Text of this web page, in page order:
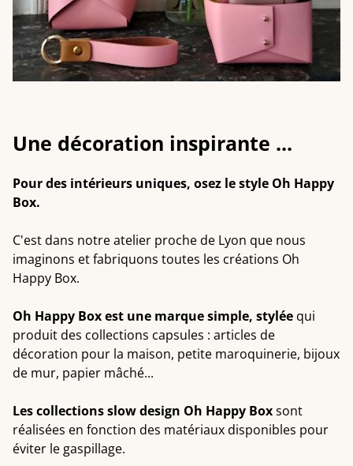
Une décoration inspirante ...
Pour des intérieurs uniques, osez le style Oh Happy
Box.
C'est dans notre atelier proche de Lyon que nous
imaginons et fabriquons toutes les créations Oh
Happy Box.
Oh Happy Box est une marque simple, stylée qui
produit des collections capsules : articles de
décoration pour la maison, petite maroquinerie, bijoux
de mur, papier mâché...
Les collections slow design Oh Happy Boxsont
réalisées en fonction des matériaux disponibles pour
éviter le gaspillage.